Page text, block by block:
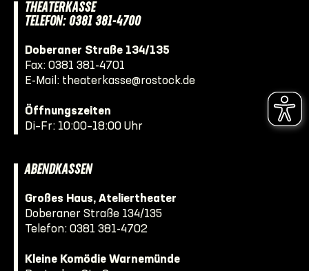
THEATERKASSE
TELEFON: 0381 381-4700
Doberaner Straße 134/135
Fax: 0381 381-4701
E-Mail: theaterkasse@rostock.de
Öffnungszeiten
Di–Fr: 10:00–18:00 Uhr
ABENDKASSEN
Großes Haus, Ateliertheater
Doberaner Straße 134/135
Telefon: 0381 381-4702
Kleine Komödie Warnemünde